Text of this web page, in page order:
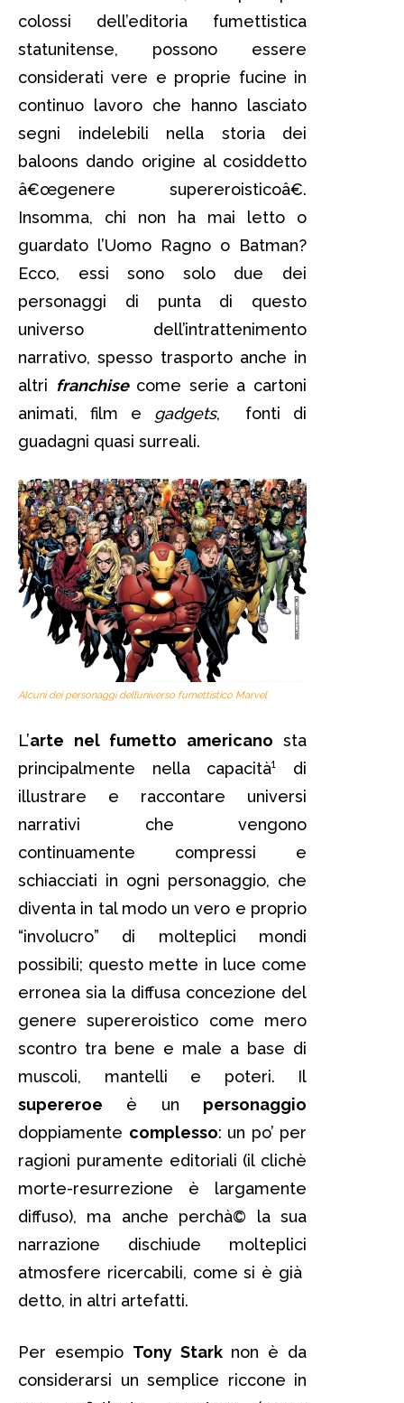
colossi dell’editoria fumettistica
statunitense, possono essere
considerati vere e proprie fucine in
continuo lavoro che hanno lasciato
segni indelebili nella storia dei
baloons dando origine al cosiddetto
â€œgenere supereroisticoâ€.
Insomma, chi non ha mai letto o
guardato l’Uomo Ragno o Batman?
Ecco, essi sono solo due dei
personaggi di punta di questo
universo dell’intrattenimento
narrativo, spesso trasporto anche in
altri franchisecome serie a cartoni
animati, film e gadgets, fonti di
guadagni quasi surreali.
Alcuni dei personaggi dell’universo fumettistico Marvel
L’arte nel fumetto americano sta
principalmente nella capacità¹ di
illustrare e raccontare universi
narrativi che vengono
continuamente compressi e
schiacciati in ogni personaggio, che
diventa in tal modo un vero e proprio
“involucro” di molteplici mondi
possibili; questo mette in luce come
erronea sia la diffusa concezione del
genere supereroistico come mero
scontro tra bene e male a base di
muscoli, mantelli e poteri. Il
supereroe è un personaggio
doppiamente complesso: un po’ per
ragioni puramente editoriali (il clichè
morte-resurrezione è largamente
diffuso), ma anche perchà© la sua
narrazione dischiude molteplici
atmosfere ricercabili, come si è già
detto, in altri artefatti.
Per esempio Tony Starknon è da
considerarsi un semplice riccone in